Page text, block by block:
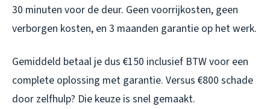
30 minuten voor de deur. Geen voorrijkosten, geen
verborgen kosten, en 3 maanden garantie op het werk.
Gemiddeld betaal je dus €150 inclusief BTW voor een
complete oplossing met garantie. Versus €800 schade
door zelfhulp? Die keuze is snel gemaakt.